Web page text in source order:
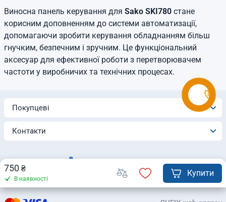
Виносна панель керування для Sako SKI780 стане
корисним доповненням до системи автоматизації,
допомагаючи зробити керування обладнанням більш
гнучким, безпечним і зручним. Це функціональний
аксесуар для ефективної роботи з перетворювачем
частоти у виробничих та технічних процесах.
750 ₴
В наявності
Купити
Покупцеві
Контакти
© 2026 Інтернет-магазин «Automatica»